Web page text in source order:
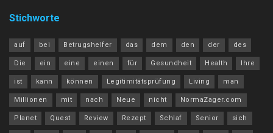
Stichworte
auf bei Betrugshelfer das dem den der des
Die ein eine einen für Gesundheit Health Ihre
ist kann können Legitimitätsprüfung Living man
Millionen mit nach Neue nicht NormaZager.com
Planet Quest Review Rezept Schlaf Senior sich